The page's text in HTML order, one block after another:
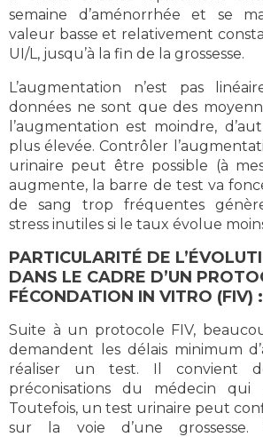
semaine d’aménorrhée et se
valeur basse et relativement
UI/L, jusqu’à la fin de la grossesse.
L’augmentation n’est pas
données ne sont que des
l’augmentation est moindre,
plus élevée. Contrôler
urinaire peut être possible (à
augmente, la barre de test va
de sang trop fréquentes
stress inutiles si le taux évolue
PARTICULARITÉ DE
DANS LE CADRE D’UN
FÉCONDATION IN VITRO (FIV) :
Suite à un protocole FIV,
demandent les délais minimum
réaliser un test. Il convient
préconisations du médecin qui
Toutefois, un test urinaire peut
sur la voie d’une